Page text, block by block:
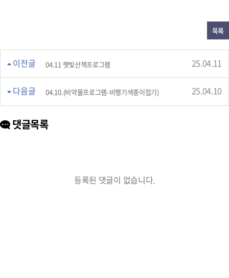
목록
이전글 04.11 햇빛산책프로그램 25.04.11
다음글 04.10.(비약물프로그램-비행기색종이접기) 25.04.10
댓글목록
등록된 댓글이 없습니다.